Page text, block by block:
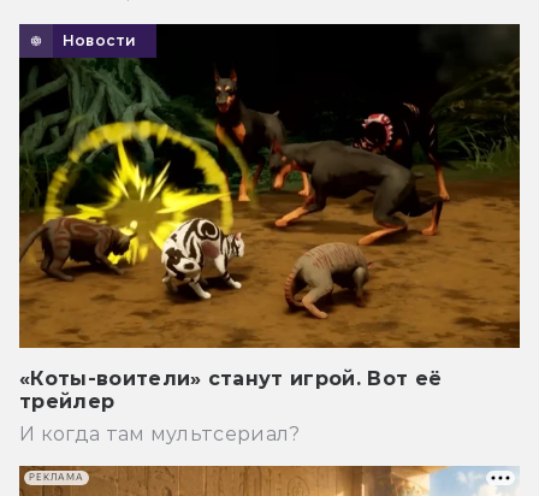
Новости
«Коты-воители» станут игрой. Вот её
трейлер
И когда там мультсериал?
РЕКЛАМА